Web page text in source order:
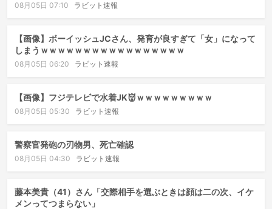
08月05日 07:10 ラビット速報
【画像】ボーイッシュJCさん、発育が良すぎて「女」になって
しまうｗｗｗｗｗｗｗｗｗｗｗｗｗｗｗｗｗ
08月05日 06:20 ラビット速報
【画像】フジテレビで水着JK👹ｗｗｗｗｗｗｗｗｗ
08月05日 05:30 ラビット速報
警察官発砲の刃物男、死亡確認
08月05日 04:30 ラビット速報
藤本美貴（41）さん「交際相手を選ぶときは顔は二の次、イケ
メンってつまらない」